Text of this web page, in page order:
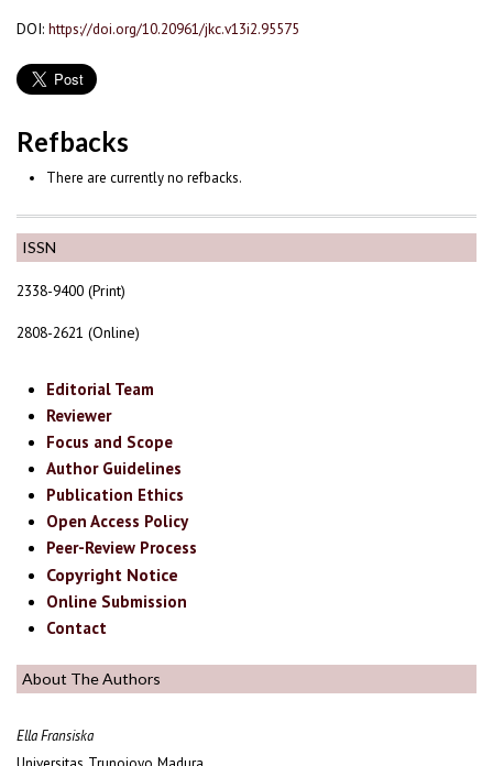
ISSN
2338-9400 (Print)
2808-2621 (Online)
Editorial Team
Reviewer
Focus and Scope
Author Guidelines
Publication Ethics
Open Access Policy
Peer-Review Process
Copyright Notice
Online Submission
Contact
About The Authors
Ella Fransiska
DOI: https://doi.org/10.20961/jkc.v13i2.95575
Refbacks
There are currently no refbacks.